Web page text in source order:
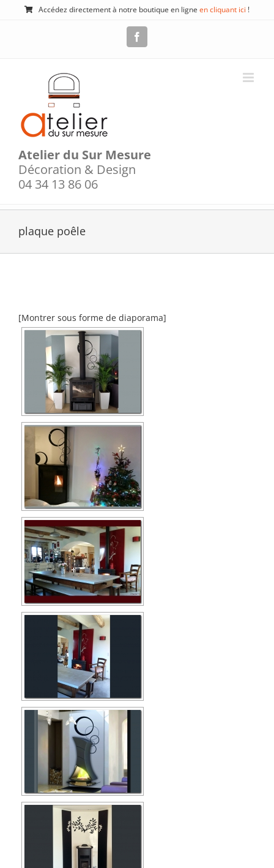
Passer
Accédez directement à notre boutique en ligne en cliquant ici !
Atelier du Sur Mesure
Décoration & Design
04 34 13 86 06
plaque poêle
[Montrer sous forme de diaporama]